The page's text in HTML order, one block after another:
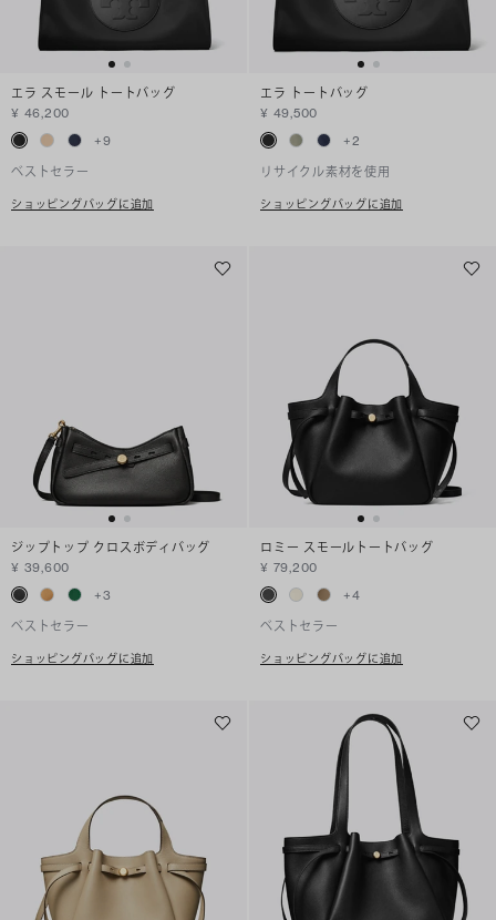
エラ スモール トートバッグ
¥ 46,200
+9
ベストセラー
ショッピングバッグに追加
エラ トートバッグ
¥ 49,500
+2
リサイクル素材を使用
ショッピングバッグに追加
ジップトップ クロスボディバッグ
¥ 39,600
+3
ベストセラー
ショッピングバッグに追加
ロミー スモールトートバッグ
¥ 79,200
+4
ベストセラー
ショッピングバッグに追加